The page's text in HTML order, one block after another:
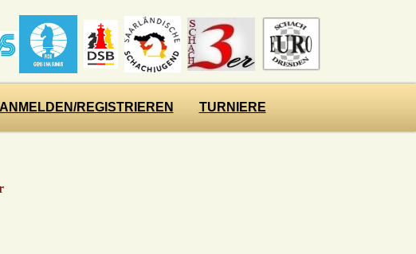
ANMELDEN/REGISTRIEREN TURNIERE